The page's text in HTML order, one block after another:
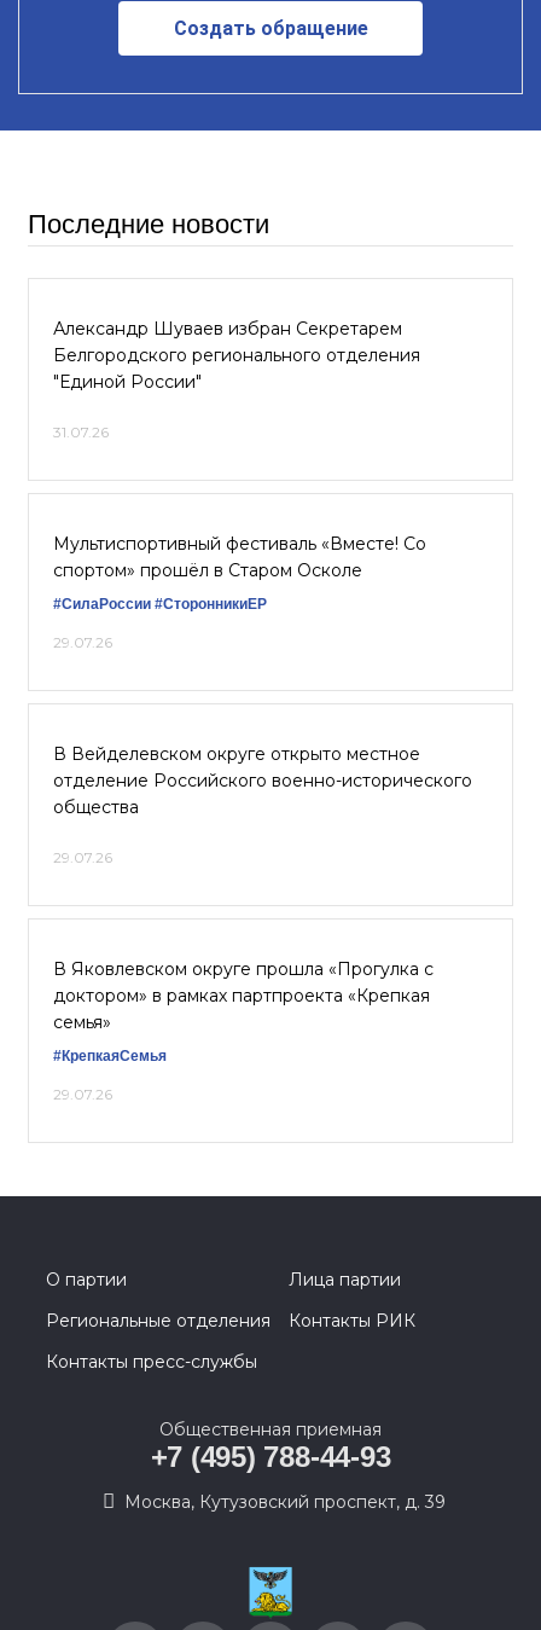
Создать обращение
Последние новости
Александр Шуваев избран Секретарем
Белгородского регионального отделения
"Единой России"
31.07.26
Мультиспортивный фестиваль «Вместе! Со
спортом» прошёл в Старом Осколе
#СилаРоссии #СторонникиЕР
29.07.26
В Вейделевском округе открыто местное
отделение Российского военно-исторического
общества
29.07.26
В Яковлевском округе прошла «Прогулка с
доктором» в рамках партпроекта «Крепкая
семья»
#КрепкаяСемья
29.07.26
О партии
Лица партии
Региональные отделения
Контакты РИК
Контакты пресс-службы
Общественная приемная
+7 (495) 788-44-93
Москва, Кутузовский проспект, д. 39